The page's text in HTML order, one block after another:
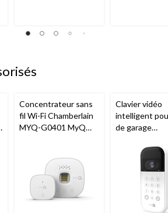
Concentrateur sans
fil Wi-Fi Chamberlain
MYQ-G0401 MyQ
Clavier vidéo
intelligent
de garage
nocturne,
aux